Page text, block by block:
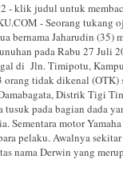
- klik judul untuk
- Seorang tukang
bernama Jaharudin (35)
pada Rabu 27 Juli
di Jln. Timipotu,
tidak dikenal (OTK)
Distrik Tigi
pada bagian dada
Sementara motor
pelaku. Awalnya
nama Derwin yang